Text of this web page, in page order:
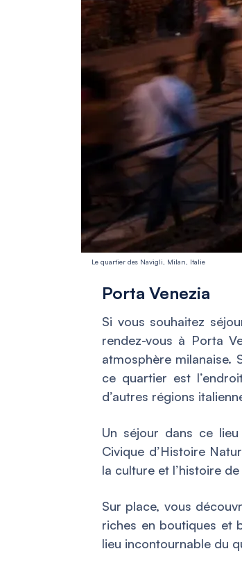
Le quartier des Navigli, Milan, Italie
Porta Venezia
Si vous souhaitez
rendez-vous à Porta
atmosphère milanaise.
ce quartier est
d’autres régions
Un séjour dans ce
Civique d’Histoire
la culture et l’histoire de
Sur place, vous
riches en boutiques et
lieu incontournable du